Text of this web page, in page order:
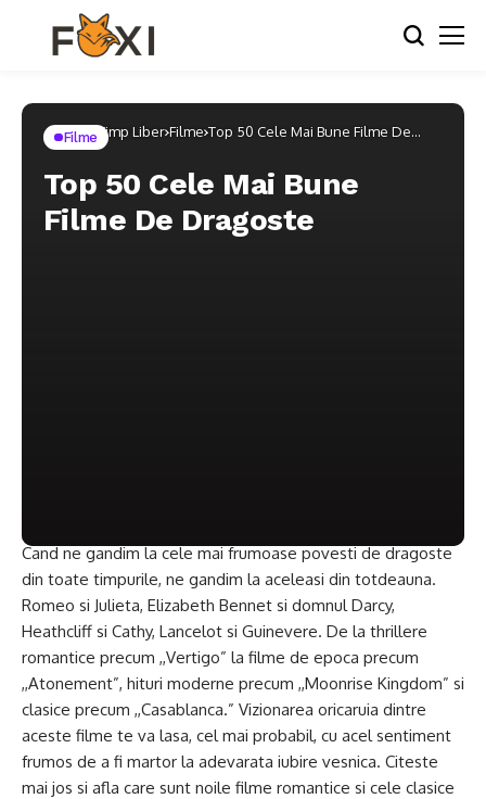
Home Timp Liber Filme Top 50 Cele Mai Bune Filme De
Filme
Top 50 Cele Mai Bune
Filme De Dragoste
Cand ne gandim la cele mai frumoase povesti de dragoste
din toate timpurile, ne gandim la aceleasi din totdeauna.
Romeo si Julieta, Elizabeth Bennet si domnul Darcy,
Heathcliff si Cathy, Lancelot si Guinevere. De la thrillere
romantice precum ,,Vertigo” la filme de epoca precum
,,Atonement”, hituri moderne precum ,,Moonrise Kingdom” si
clasice precum ,,Casablanca.” Vizionarea oricaruia dintre
aceste filme te va lasa, cel mai probabil, cu acel sentiment
frumos de a fi martor la adevarata iubire vesnica. Citeste
mai jos si afla care sunt noile filme romantice si cele clasice